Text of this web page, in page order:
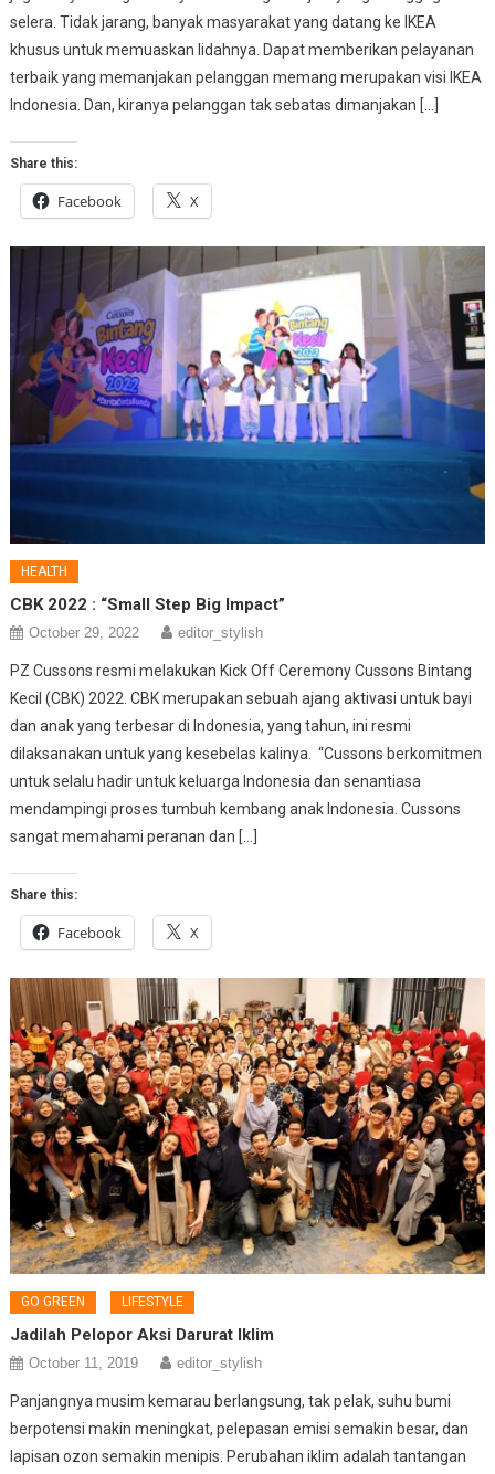
selera. Tidak jarang, banyak masyarakat yang datang ke IKEA
khusus untuk memuaskan lidahnya. Dapat memberikan pelayanan
terbaik yang memanjakan pelanggan memang merupakan visi IKEA
Indonesia. Dan, kiranya pelanggan tak sebatas dimanjakan […]
Share this:
Facebook X
HEALTH
CBK 2022 : “Small Step Big Impact”
October 29, 2022 editor_stylish
PZ Cussons resmi melakukan Kick Off Ceremony Cussons Bintang
Kecil (CBK) 2022. CBK merupakan sebuah ajang aktivasi untuk bayi
dan anak yang terbesar di Indonesia, yang tahun, ini resmi
dilaksanakan untuk yang kesebelas kalinya. “Cussons berkomitmen
untuk selalu hadir untuk keluarga Indonesia dan senantiasa
mendampingi proses tumbuh kembang anak Indonesia. Cussons
sangat memahami peranan dan […]
Share this:
Facebook X
GO GREEN LIFESTYLE
Jadilah Pelopor Aksi Darurat Iklim
October 11, 2019 editor_stylish
Panjangnya musim kemarau berlangsung, tak pelak, suhu bumi
berpotensi makin meningkat, pelepasan emisi semakin besar, dan
lapisan ozon semakin menipis. Perubahan iklim adalah tantangan